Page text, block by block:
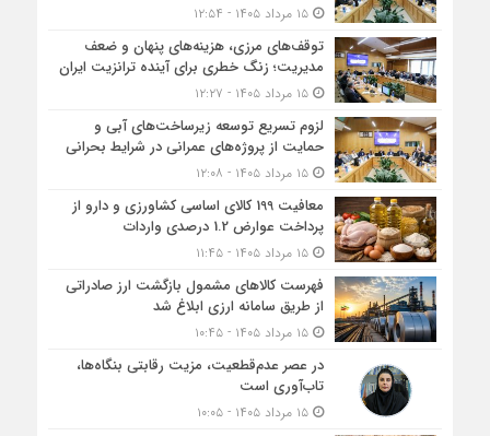
۱۵ مرداد ۱۴۰۵ - ۱۲:۵۴
توقف‌های مرزی، هزینه‌های پنهان و ضعف
مدیریت؛ زنگ خطری برای آینده ترانزیت ایران
۱۵ مرداد ۱۴۰۵ - ۱۲:۲۷
لزوم تسریع توسعه زیرساخت‌های آبی و
حمایت از پروژه‌های عمرانی در شرایط بحرانی
۱۵ مرداد ۱۴۰۵ - ۱۲:۰۸
معافیت 199 کالای اساسی کشاورزی و دارو از
پرداخت عوارض 1.2 درصدی واردات
۱۵ مرداد ۱۴۰۵ - ۱۱:۴۵
فهرست کالاهای مشمول بازگشت ارز صادراتی
از طریق سامانه ارزی ابلاغ شد
۱۵ مرداد ۱۴۰۵ - ۱۰:۴۵
در عصر عدم‌قطعیت، مزیت رقابتی بنگاه‌ها،
تاب‌آوری است
۱۵ مرداد ۱۴۰۵ - ۱۰:۰۵